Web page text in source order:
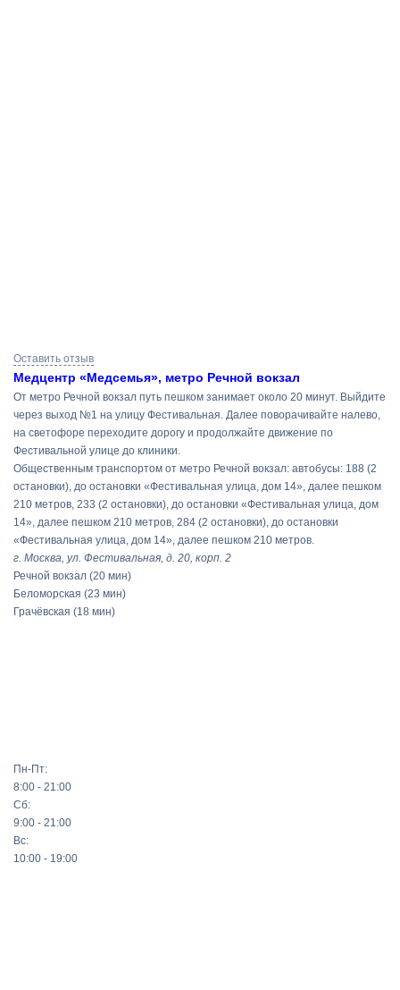
поиска
Оставить отзыв
Медцентр «Медсемья», метро Речной вокзал
От метро Речной вокзал путь пешком занимает около 20 минут. Выйдите
через выход №1 на улицу Фестивальная. Далее поворачивайте налево,
на светофоре переходите дорогу и продолжайте движение по
Фестивальной улице до клиники.
Общественным транспортом от метро Речной вокзал: автобусы: 188 (2
остановки), до остановки «Фестивальная улица, дом 14», далее пешком
210 метров, 233 (2 остановки), до остановки «Фестивальная улица, дом
14», далее пешком 210 метров, 284 (2 остановки), до остановки
«Фестивальная улица, дом 14», далее пешком 210 метров.
г. Москва, ул. Фестивальная, д. 20, корп. 2
Речной вокзал (20 мин)
Беломорская (23 мин)
Грачёвская (18 мин)
Пн-Пт:
8:00 - 21:00
Сб:
9:00 - 21:00
Вс:
10:00 - 19:00